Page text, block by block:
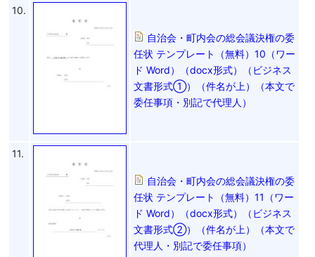
10.
自治会・町内会の総会議決権の委
任状 テンプレート（無料）10（ワー
ド Word）（docx形式）（ビジネス
文書形式①）（件名が上）（本文で
委任事項・別記で代理人）
11.
自治会・町内会の総会議決権の委
任状 テンプレート（無料）11（ワー
ド Word）（docx形式）（ビジネス
文書形式②）（件名が上）（本文で
代理人・別記で委任事項）